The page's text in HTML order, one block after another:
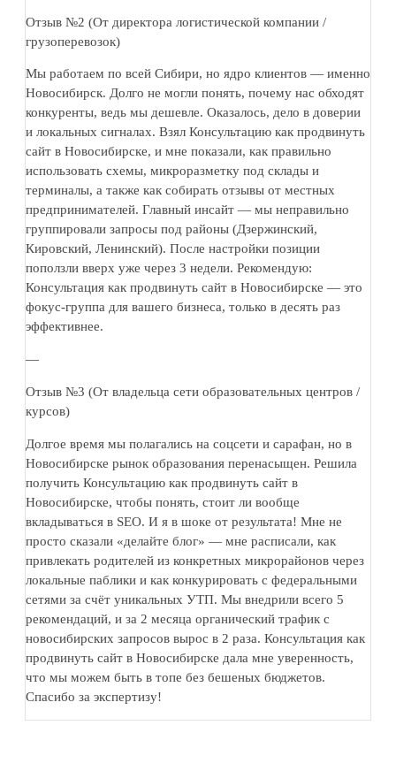
Отзыв №2 (От директора логистической компании /
грузоперевозок)
Мы работаем по всей Сибири, но ядро клиентов — именно
Новосибирск. Долго не могли понять, почему нас обходят
конкуренты, ведь мы дешевле. Оказалось, дело в доверии
и локальных сигналах. Взял Консультацию как продвинуть
сайт в Новосибирске, и мне показали, как правильно
использовать схемы, микроразметку под склады и
терминалы, а также как собирать отзывы от местных
предпринимателей. Главный инсайт — мы неправильно
группировали запросы под районы (Дзержинский,
Кировский, Ленинский). После настройки позиции
поползли вверх уже через 3 недели. Рекомендую:
Консультация как продвинуть сайт в Новосибирске — это
фокус-группа для вашего бизнеса, только в десять раз
эффективнее.
—
Отзыв №3 (От владельца сети образовательных центров /
курсов)
Долгое время мы полагались на соцсети и сарафан, но в
Новосибирске рынок образования перенасыщен. Решила
получить Консультацию как продвинуть сайт в
Новосибирске, чтобы понять, стоит ли вообще
вкладываться в SEO. И я в шоке от результата! Мне не
просто сказали «делайте блог» — мне расписали, как
привлекать родителей из конкретных микрорайонов через
локальные паблики и как конкурировать с федеральными
сетями за счёт уникальных УТП. Мы внедрили всего 5
рекомендаций, и за 2 месяца органический трафик с
новосибирских запросов вырос в 2 раза. Консультация как
продвинуть сайт в Новосибирске дала мне уверенность,
что мы можем быть в топе без бешеных бюджетов.
Спасибо за экспертизу!